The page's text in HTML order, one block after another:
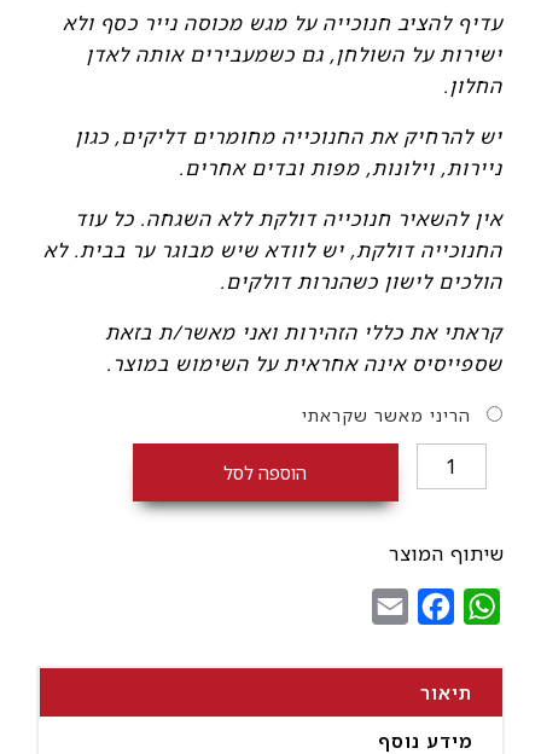
עדיף להציב חנוכייה על מגש מכוסה נייר כסף ולא
ישירות על השולחן, גם כשמעבירים אותה לאדן
החלון.
יש להרחיק את החנוכייה מחומרים דליקים, כגון
ניירות, וילונות, מפות ובדים אחרים.
אין להשאיר חנוכייה דולקת ללא השגחה. כל עוד
החנוכייה דולקת, יש לוודא שיש מבוגר ער בבית. לא
הולכים לישון כשהנרות דולקים.
קראתי את כללי הזהירות ואני מאשר/ת בזאת
שספייסיס אינה אחראית על השימוש במוצר.
הריני מאשר שקראתי
כמות
של
מעץ
בשילוב
מתכת
הוספה לסל
שיתוף המוצר
WhatsApp
Facebook
תיאור
מידע נוסף